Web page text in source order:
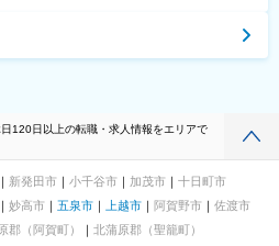
120日以上の転職・求人情報をエリアで
新発田市 小千谷市 加茂市
十日町市
妙高市 五泉市 上越市 阿賀野市
佐渡市
郡（阿賀町）
北蒲原郡（聖籠町）